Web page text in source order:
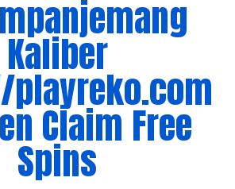
Kaliber
Claim Free
Spins